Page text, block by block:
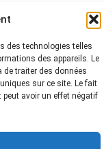
des technologies telles
des appareils. Le
traiter des données
sur ce site. Le fait
peut avoir un effet négatif
Mentions légales-
-